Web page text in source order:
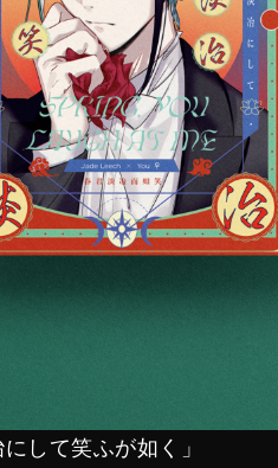
にして笑ふが如く」